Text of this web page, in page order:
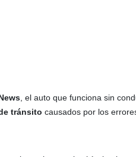
, el auto que funciona sin
tránsito causados por los